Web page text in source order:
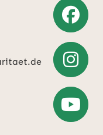
Weiter
zu
Facebook
Weiter
zu